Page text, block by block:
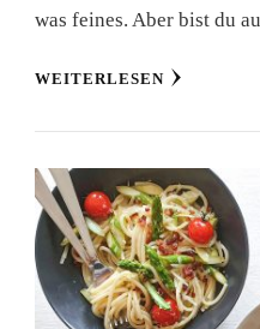
was feines. Aber bist du
WEITERLESEN